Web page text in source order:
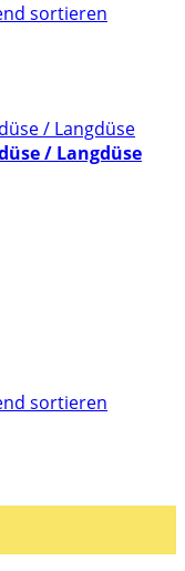
sortieren
/ Langdüse
sortieren